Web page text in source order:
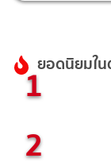
ยอดนิยมใ
1
2